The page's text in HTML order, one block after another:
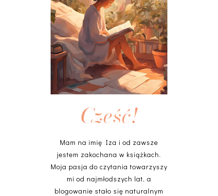
Cześć!
Mam na imię Iza i od zawsze
jestem zakochana w książkach.
Moja pasja do czytania towarzyszy
mi od najmłodszych lat, a
blogowanie stało się naturalnym